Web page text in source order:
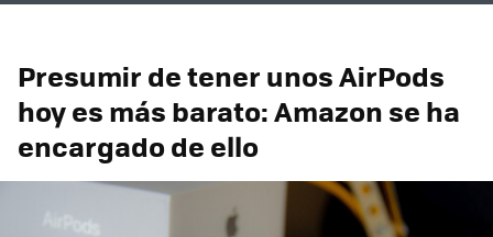
Presumir de tener unos AirPods
hoy es más barato: Amazon se ha
encargado de ello